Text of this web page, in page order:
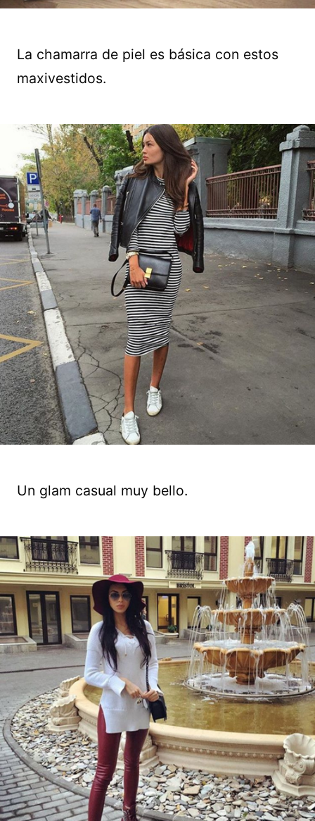
La chamarra de piel es básica con estos
maxivestidos.
Un glam casual muy bello.